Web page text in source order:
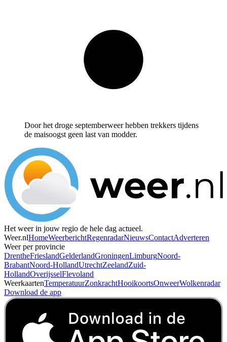
Door het droge septemberweer hebben trekkers tijdens
de maisoogst geen last van modder.
Het weer in jouw regio de hele dag actueel.
Weer.nlHomeWeerberichtRegenradarNieuwsContactAdverteren
Weer per provincie
DrentheFrieslandGelderlandGroningenLimburgNoord-
BrabantNoord-HollandUtrechtZeelandZuid-
HollandOverijsselFlevoland
WeerkaartenTemperatuurZonkrachtHooikoortsOnweerWolkenradar
Download de app